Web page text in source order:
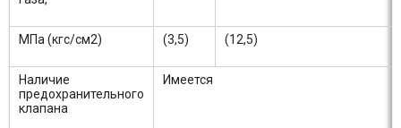
МПа (кгс/см2) (3,5) (12,5)
Наличие
предохранительного
клапана
Имеется